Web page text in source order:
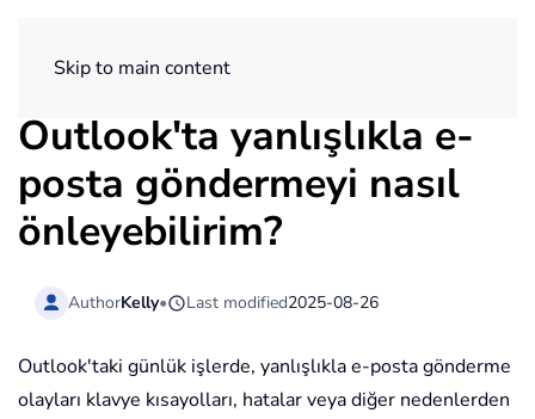
Skip to main content
Outlook'ta yanlışlıkla e-
posta göndermeyi nasıl
önleyebilirim?
AuthorKelly• Last modified2025-08-26
Outlook'taki günlük işlerde, yanlışlıkla e-posta gönderme
olayları klavye kısayolları, hatalar veya diğer nedenlerden